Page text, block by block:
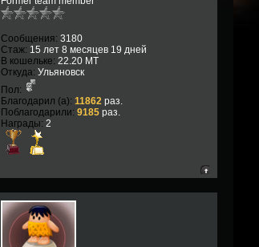
Сообщения: 3180
Стаж: 15 лет 8 месяцев 19 дней
В кошельке: 22.20 MT
Откуда: Ульяновск
Пол:
Благодарил (а): 11862раз.
Поблагодарили: 9185раз.
Награды: 2